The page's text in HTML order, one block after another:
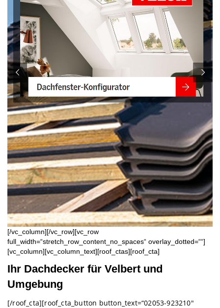
[/vc_column][/vc_row][vc_row
full_width=“stretch_row_content_no_spaces“ overlay_dotted=““]
[vc_column][vc_column_text][roof_ctas][roof_cta]
Ihr Dachdecker für Velbert und
Umgebung
[/roof_cta][roof_cta_button button_text=“02053-923210″